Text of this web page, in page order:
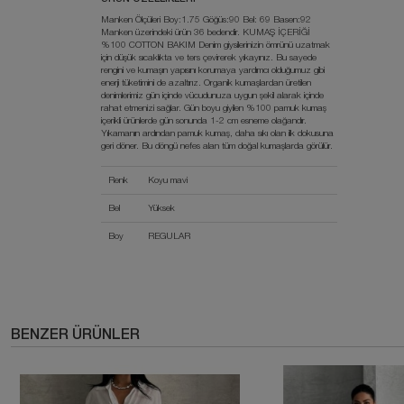
Manken Ölçüleri Boy:1.75 Göğüs:90 Bel: 69 Basen:92
Manken üzerindeki ürün 36 bedendir. KUMAŞ İÇERİĞİ
%100 COTTON BAKIM Denim giysilerinizin ömrünü uzatmak
için düşük sıcaklıkta ve ters çevirerek yıkayınız. Bu sayede
rengini ve kumaşın yapısını korumaya yardımcı olduğumuz gibi
enerji tüketimini de azaltırız. Organik kumaşlardan üretilen
denimlerimiz gün içinde vücudunuza uygun şekil alarak içinde
rahat etmenizi sağlar. Gün boyu giyilen %100 pamuk kumaş
içerikli ürünlerde gün sonunda 1-2 cm esneme olağandır.
Yıkamanın ardından pamuk kumaş, daha sıkı olan ilk dokusuna
geri döner. Bu döngü nefes alan tüm doğal kumaşlarda görülür.
Renk Koyu mavi
Bel Yüksek
Boy REGULAR
BENZER ÜRÜNLER